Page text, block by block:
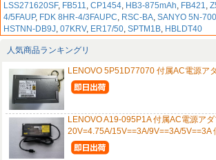
LSS271620SF, FB511, CP1454, HB3-875mAh, FB421,
4/5FAUP, FDK 8HR-4/3FAUPC, RSC-BA, SANYO 5N-
HSTNN-DB9J, 07KRV, ER17/50, SPTM1B, HBLDT40
人気商品ランキングリ
LENOVO 5P51D77070 付属AC電源ア
LENOVO A19-095P1A 付属AC電源アダ
20V=4.75A/15V==3A/9V==3A/5V==3A